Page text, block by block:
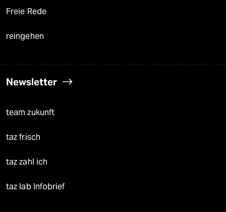
Freie Rede
reingehen
Newsletter
team zukunft
taz frisch
taz zahl ich
taz lab Infobrief